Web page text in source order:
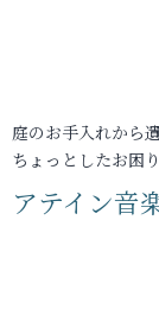
庭のお手入れから
ちょっとしたお困
アテイン音